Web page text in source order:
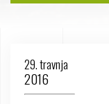
29. travnja
2016